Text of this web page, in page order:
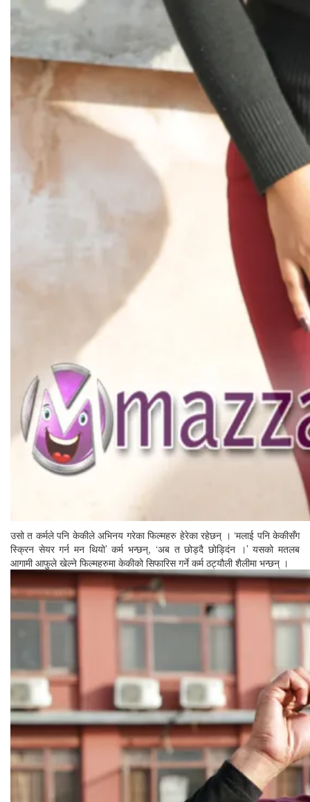
उसो त कर्मले पनि केकीले अभिनय गरेका फिल्महरु हेरेका रहेछन् । ‘मलाई पनि केकीसँग
स्क्रिन सेयर गर्न मन थियो’ कर्म भन्छन्, ‘अब त छोड्दै छोड्दिंन ।’ यसको मतलब
आगामी आफुले खेल्ने फिल्महरुमा केकीको सिफारिस गर्ने कर्म ठट्यौली शैलीमा भन्छन् ।